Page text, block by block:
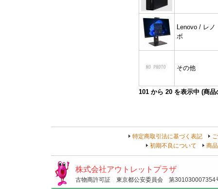
Lenovo / レノ
ボ
その他
101 から 20 を表示中 (商
特定商取引法に基づく表記
初期不良について
商
株式会社アウトレットプラザ
古物商許可証 東京都公安委員会 第301030007354